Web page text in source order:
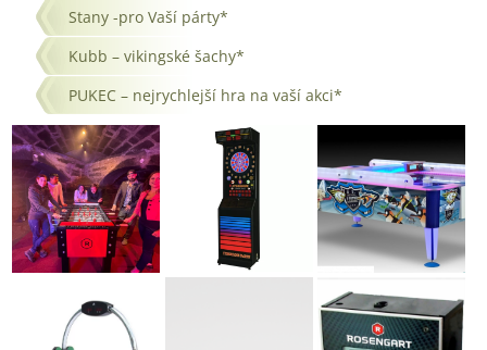
Stany -pro Vaší párty*
Kubb – vikingské šachy*
PUKEC – nejrychlejší hra na vaší akci*